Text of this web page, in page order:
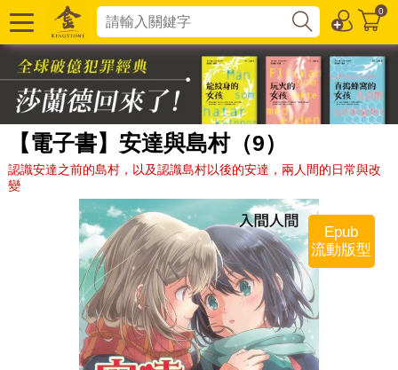
0
【電子書】安達與島村（9）
認識安達之前的島村，以及認識島村以後的安達，兩人間的日常與改
變
Epub
流動版型